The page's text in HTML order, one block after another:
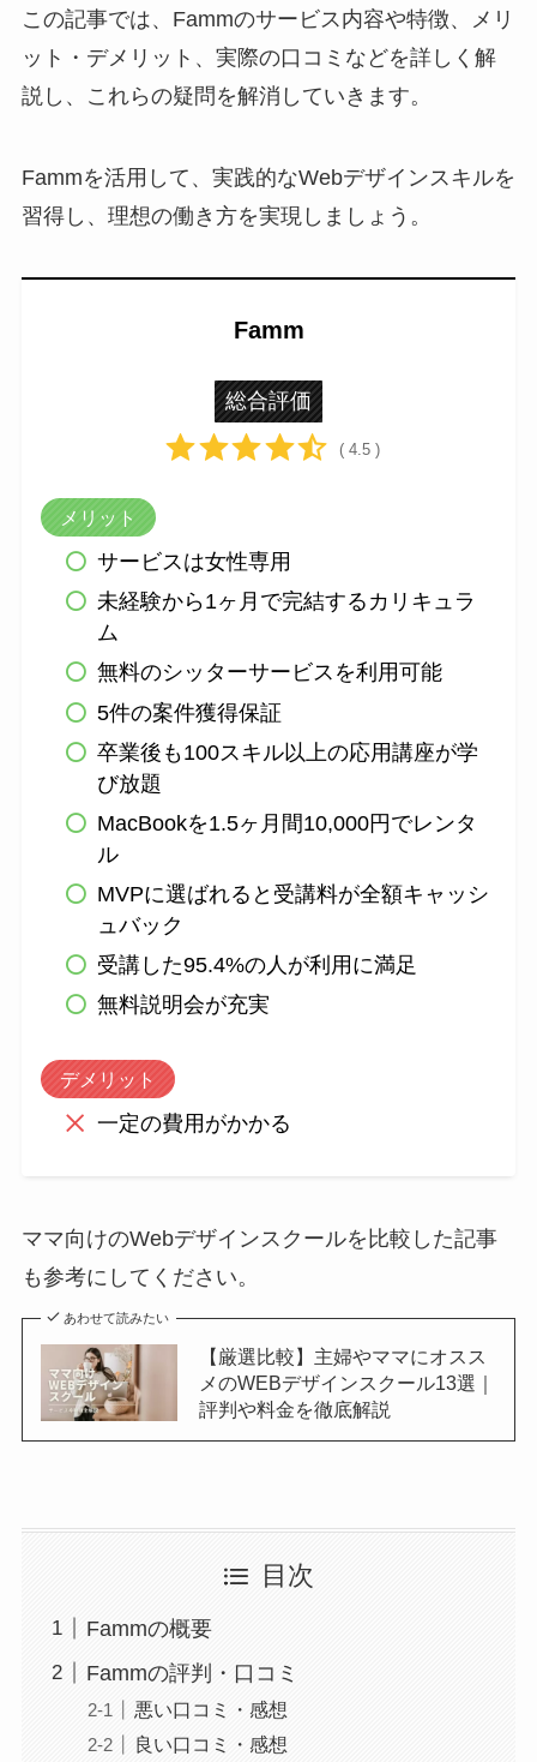
この記事では、Fammのサービス内容や特徴、メリ
ット・デメリット、実際の口コミなどを詳しく解
説し、これらの疑問を解消していきます。
Fammを活用して、実践的なWebデザインスキルを
習得し、理想の働き方を実現しましょう。
Famm
総合評価
( 4.5 )
メリット
サービスは女性専用
未経験から1ヶ月で完結するカリキュラ
ム
無料のシッターサービスを利用可能
5件の案件獲得保証
卒業後も100スキル以上の応用講座が学
び放題
MacBookを1.5ヶ月間10,000円でレンタ
ル
MVPに選ばれると受講料が全額キャッシ
ュバック
受講した95.4%の人が利用に満足
無料説明会が充実
デメリット
一定の費用がかかる
ママ向けのWebデザインスクールを比較した記事
も参考にしてください。
あわせて読みたい
【厳選比較】主婦やママにオスス
メのWEBデザインスクール13選｜
評判や料金を徹底解説
目次
Fammの概要
Fammの評判・口コミ
悪い口コミ・感想
良い口コミ・感想